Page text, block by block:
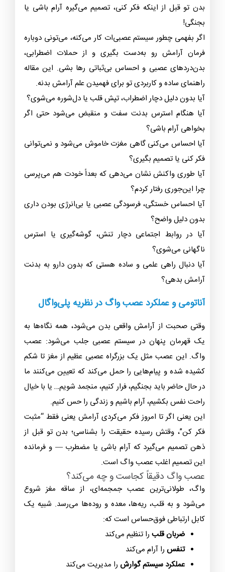
بدن تو قبل از اینکه فکر کنی، تصمیم می‌گیره آرام باشی یا
بجنگی!
اگر بفهمی چطور سیستم عصبی‌ات کار می‌کنه، می‌تونی دوباره
فرمان آرامش رو به‌دست بگیری و از حملات اضطرابی،
بدن‌دردهای عصبی و احساس بی‌ثباتی رها بشی. این مقاله
راهنمای ساده و کاربردی تو برای فهمیدن علم آرامش بدنه.
آیا بدون دلیل دچار اضطراب، تپش قلب یا دل‌شوره می‌شوی؟
آیا هنگام استرس بدنت سفت و منقبض می‌شود حتی اگر
بخواهی آرام باشی؟
آیا احساس می‌کنی گاهی مغزت خاموش می‌شود و نمی‌توانی
فکر کنی یا تصمیم بگیری؟
آیا طوری واکنش نشان می‌دهی که بعداً خودت هم می‌پرسی
چرا این‌جوری رفتار کردم؟
آیا احساس خستگی، فرسودگی عصبی یا بی‌انرژی بودن داری
بدون دلیل واضح؟
آیا در روابط اجتماعی دچار تنش، گوشه‌گیری یا استرس
ناگهانی می‌شوی؟
آیا دنبال راهی علمی و ساده هستی که بدون دارو به بدنت
آرامش بدهی؟
آناتومی و عملکرد عصب واگ در نظریه پلی‌واگال
وقتی صحبت از آرامش واقعی بدن می‌شود، همه نگاه‌ها به
یک قهرمان پنهان در سیستم عصبی جلب می‌شود: عصب
واگ. این عصب مثل یک بزرگراه عصبی عظیم از مغز تا شکم
کشیده شده و پیام‌هایی را حمل می‌کند که تعیین می‌کنند ما
در حال حاضر باید بجنگیم، فرار کنیم، منجمد شویم… یا با خیال
راحت نفس بکشیم، آرام باشیم و زندگی را حس کنیم.
این یعنی اگر تا امروز فکر می‌کردی آرامش یعنی فقط “مثبت
فکر کن”، وقتش رسیده حقیقت را بشناسی؛ بدن تو قبل از
ذهن تصمیم می‌گیرد که آرام باشی یا مضطرب — و فرمانده
این تصمیم اغلب عصب واگ است.
عصب واگ دقیقاً کجاست و چه می‌کند؟
واگ، طولانی‌ترین عصب جمجمه‌ای، از ساقه مغز شروع
می‌شود و به قلب، ریه‌ها، معده و روده‌ها می‌رسد. شبیه یک
کابل ارتباطی فوق‌حساس است که:
ضربان قلب را تنظیم می‌کند
تنفس را آرام می‌کند
عملکرد سیستم گوارش را مدیریت می‌کند